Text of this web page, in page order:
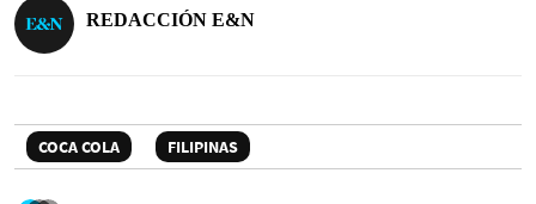
REDACCIÓN E&N
COCA COLA FILIPINAS